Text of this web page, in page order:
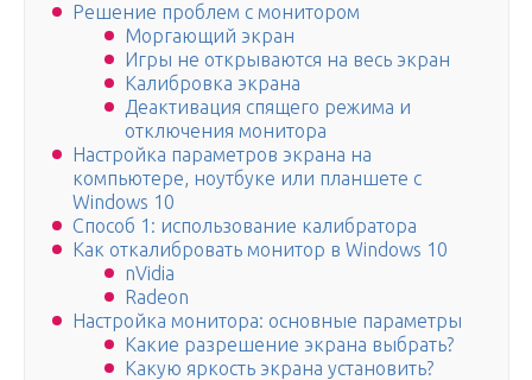
Решение проблем с монитором
Моргающий экран
Игры не открываются на весь экран
Калибровка экрана
Деактивация спящего режима и
отключения монитора
Настройка параметров экрана на
компьютере, ноутбуке или планшете с
Windows 10
Способ 1: использование калибратора
Как откалибровать монитор в Windows 10
nVidia
Radeon
Настройка монитора: основные параметры
Какие разрешение экрана выбрать?
Какую яркость экрана установить?